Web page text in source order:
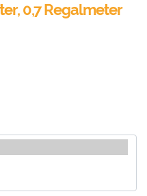
0,7 Regalmeter